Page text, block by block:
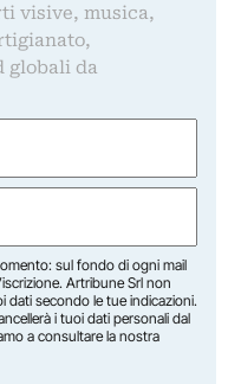
visive, musica,
globali da
sul fondo di ogni mail
Artribune Srl non
dati secondo le tue indicazioni.
i tuoi dati personali dal
a consultare la nostra